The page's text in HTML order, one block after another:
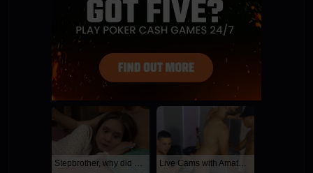
Stepbrother, why did you show me your dick? Now I want to fuck you with my wet pussy Live Cams with Amateur Men